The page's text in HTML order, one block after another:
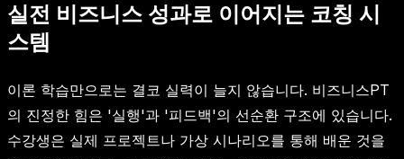
실전 비즈니스 성과로 이어지는 코칭 시
스템
이론 학습만으로는 결코 실력이 늘지 않습니다. 비즈니스PT
의 진정한 힘은 '실행'과 '피드백'의 선순환 구조에 있습니다.
수강생은 실제 프로젝트나 가상 시나리오를 통해 배운 것을